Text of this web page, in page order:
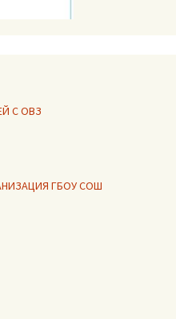
С ОВЗ
ГБОУ СОШ